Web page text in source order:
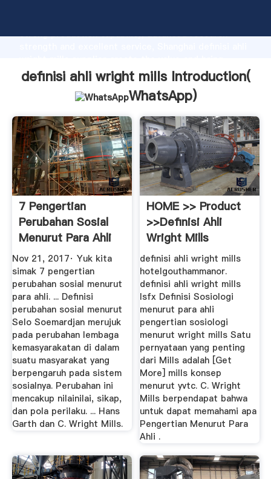
strong production capability, advanced research
values to all of customers.
definisi ahli wright mills Introduction(
WhatsApp)
7 Pengertian
Perubahan Sosial
Menurut Para Ahli
Nov 21, 2017· Yuk kita
simak 7 pengertian
perubahan sosial menurut
para ahli. ... Definisi
perubahan sosial menurut
Selo Soemardjan merujuk
pada perubahan lembaga
kemasyarakatan di dalam
suatu masyarakat yang
berpengaruh pada sistem
sosialnya. Perubahan ini
mencakup nilainilai, sikap,
dan pola perilaku. ... Hans
Garth dan C. Wright Mills.
HOME >> Product
>>definisi Ahli
Wright Mills
definisi ahli wright mills
hotelgouthammanor.
definisi ahli wright mills
lsfx Definisi Sosiologi
menurut para ahli
pengertian sosiologi
menurut wright mills Satu
pernyataan yang penting
dari Mills adalah [Get
More] mills konsep
menurut yvtc. C. Wright
Mills berpendapat bahwa
untuk dapat memahami apa
Pengertian Menurut Para
Ahli .